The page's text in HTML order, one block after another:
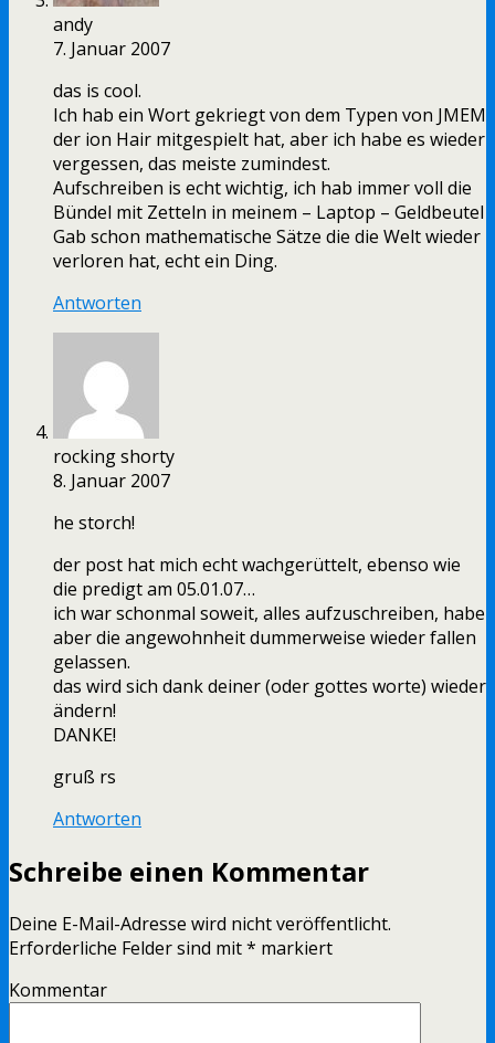
andy
7. Januar 2007
das is cool.
Ich hab ein Wort gekriegt von dem Typen von JMEM
der ion Hair mitgespielt hat, aber ich habe es wieder
vergessen, das meiste zumindest.
Aufschreiben is echt wichtig, ich hab immer voll die
Bündel mit Zetteln in meinem – Laptop – Geldbeutel
Gab schon mathematische Sätze die die Welt wieder
verloren hat, echt ein Ding.
Antworten
rocking shorty
8. Januar 2007
he storch!
der post hat mich echt wachgerüttelt, ebenso wie
die predigt am 05.01.07…
ich war schonmal soweit, alles aufzuschreiben, habe
aber die angewohnheit dummerweise wieder fallen
gelassen.
das wird sich dank deiner (oder gottes worte) wieder
ändern!
DANKE!
gruß rs
Antworten
Schreibe einen Kommentar
Deine E-Mail-Adresse wird nicht veröffentlicht.
Erforderliche Felder sind mit* markiert
Kommentar